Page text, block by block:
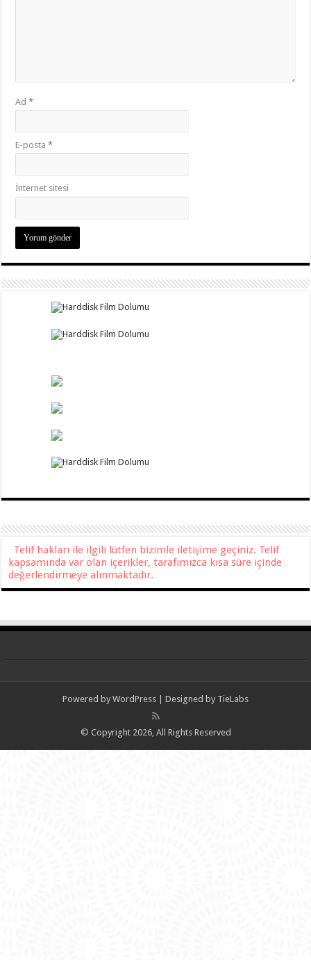
Ad*
E-posta*
İnternet sitesi
Telif hakları ile ilgili lütfen bizimle iletişime geçiniz. Telif
kapsamında var olan içerikler, tarafımızca kısa süre içinde
değerlendirmeye alınmaktadır.
Powered by WordPress | Designed by TieLabs
© Copyright 2026, All Rights Reserved